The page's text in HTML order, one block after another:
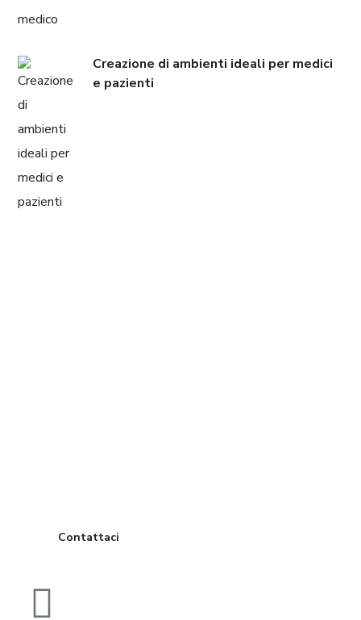
Creazione di ambienti ideali per medici
e pazienti
Contattaci